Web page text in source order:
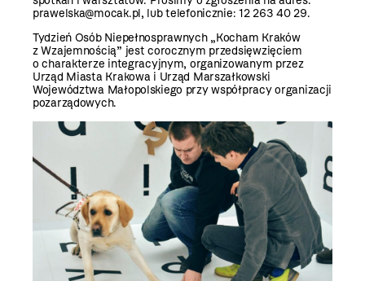
prawelska@mocak.pl, lub telefonicznie: 12 263 40 29.
Tydzień Osób Niepełnosprawnych „Kocham Kraków
z Wzajemnością” jest corocznym przedsięwzięciem
o charakterze integracyjnym, organizowanym przez
Urząd Miasta Krakowa i Urząd Marszałkowski
Województwa Małopolskiego przy współpracy organizacji
pozarządowych.